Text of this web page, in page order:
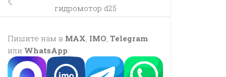
гидромотор d25
Пишите нам в MAX IMO Telegram
или WhatsApp: